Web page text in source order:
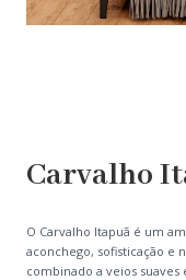
Carvalho
O Carvalho Itapuã é um
aconchego, sofisticação e
combinado a veios